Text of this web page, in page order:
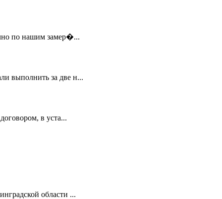
по нашим замер�...
выполнить за две н...
в уста...
области ...